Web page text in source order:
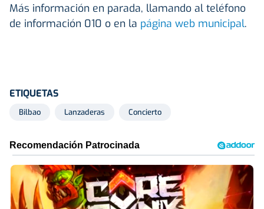
Más información en parada, llamando al teléfono
de información 010 o en la página web municipal.
ETIQUETAS
Bilbao Lanzaderas Concierto